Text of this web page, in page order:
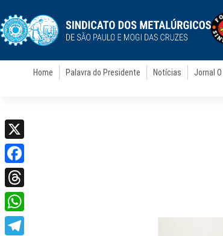
Home Palavra do Presidente Notícias Jornal
X
Facebook
Threads
WhatsApp